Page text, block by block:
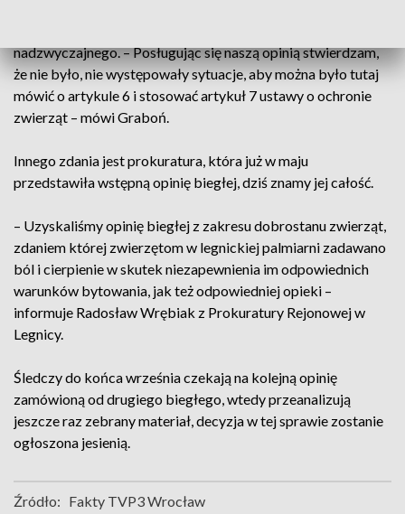
nadzwyczajnego. – Posługując się naszą opinią stwierdzam,
że nie było, nie występowały sytuacje, aby można było tutaj
mówić o artykule 6 i stosować artykuł 7 ustawy o ochronie
zwierząt – mówi Graboń.
Innego zdania jest prokuratura, która już w maju
przedstawiła wstępną opinię biegłej, dziś znamy jej całość.
– Uzyskaliśmy opinię biegłej z zakresu dobrostanu zwierząt,
zdaniem której zwierzętom w legnickiej palmiarni zadawano
ból i cierpienie w skutek niezapewnienia im odpowiednich
warunków bytowania, jak też odpowiedniej opieki –
informuje Radosław Wrębiak z Prokuratury Rejonowej w
Legnicy.
Śledczy do końca września czekają na kolejną opinię
zamówioną od drugiego biegłego, wtedy przeanalizują
jeszcze raz zebrany materiał, decyzja w tej sprawie zostanie
ogłoszona jesienią.
Źródło: Fakty TVP3 Wrocław